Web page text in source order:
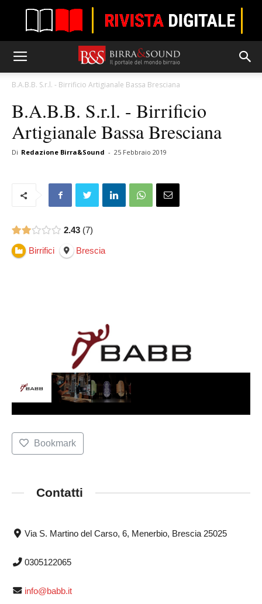
B.A.B.B. S.r.l. - Birrificio Artigianale Bassa Bresciana
B.A.B.B. S.r.l. - Birrificio
Artigianale Bassa Bresciana
Di Redazione Birra&Sound - 25 Febbraio 2019
2.43 7
Birrifici Brescia
Bookmark
Contatti
Via S. Martino del Carso, 6, Menerbio, Brescia 25025
0305122065
info@babb.it